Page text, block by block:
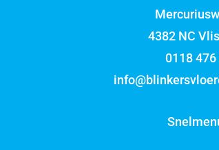
4382 NC
0118 476